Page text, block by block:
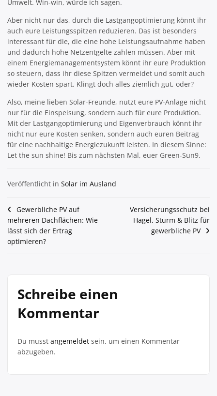
Umwelt. Win-win, würde ich sagen.
Aber nicht nur das, durch die Lastgangoptimierung könnt ihr
auch eure Leistungsspitzen reduzieren. Das ist besonders
interessant für die, die eine hohe Leistungsaufnahme haben
und dadurch hohe Netzentgelte zahlen müssen. Aber mit
einem Energiemanagementsystem könnt ihr eure Produktion
so steuern, dass ihr diese Spitzen vermeidet und somit auch
wieder Kosten spart. Klingt doch alles ziemlich gut, oder?
Also, meine lieben Solar-Freunde, nutzt eure PV-Anlage nicht
nur für die Einspeisung, sondern auch für eure Produktion.
Mit der Lastgangoptimierung und Eigenverbrauch könnt ihr
nicht nur eure Kosten senken, sondern auch euren Beitrag
für eine nachhaltige Energiezukunft leisten. In diesem Sinne:
Let the sun shine! Bis zum nächsten Mal, euer Green-Sun9.
Veröffentlicht in Solar im Ausland
Beitragsnavigation
Gewerbliche PV auf
mehreren Dachflächen: Wie
lässt sich der Ertrag
optimieren?
Versicherungsschutz bei
Hagel, Sturm & Blitz für
gewerbliche PV
Schreibe einen
Kommentar
Du musst angemeldet sein, um einen Kommentar
abzugeben.